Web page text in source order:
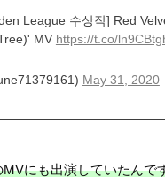
League 수상작] Red
MV https://t.co/
May 31, 2020
にも出演していたんで